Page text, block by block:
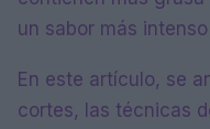
un sabor más
En este artículo, se
cortes, las técnicas